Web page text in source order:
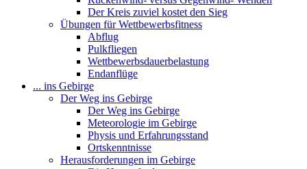
Der Kreis zuviel kostet den Sieg
Übungen für Wettbewerbsfitness
Abflug
Pulkfliegen
Wettbewerbsdauerbelastung
Endanflüge
... ins Gebirge
Der Weg ins Gebirge
Der Weg ins Gebirge
Meteorologie im Gebirge
Physis und Erfahrungsstand
Ortskenntnisse
Herausforderungen im Gebirge